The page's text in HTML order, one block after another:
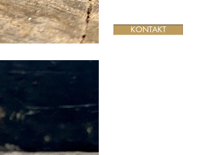
KONTAKT